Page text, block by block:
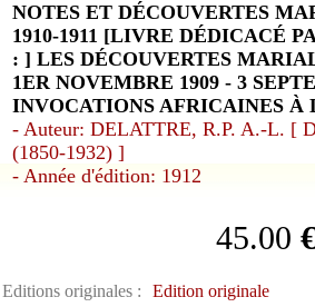
NOTES ET DÉCOUVERTES
1910-1911 [LIVRE DÉDICACÉ
: ] LES DÉCOUVERTES
1ER NOVEMBRE 1909 - 3
INVOCATIONS AFRICAINES À
- Auteur: DELATTRE, R.P. A.-L. [
(1850-1932) ]
- Année d'édition: 1912
45.00
Editions originales :
Edition originale